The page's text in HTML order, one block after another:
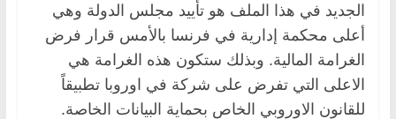
الجديد في هذا الملف هو تأييد مجلس الدولة وهي
أعلى محكمة إدارية في فرنسا بالأمس قرار فرض
الغرامة المالية. وبذلك ستكون هذه الغرامة هي
الاعلى التي تفرض على شركة في اوروبا تطبيقاً
للقانون الاوروبي الخاص بحماية البيانات الخاصة.